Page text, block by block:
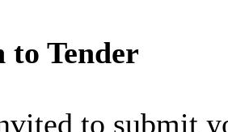
Tender
to submit